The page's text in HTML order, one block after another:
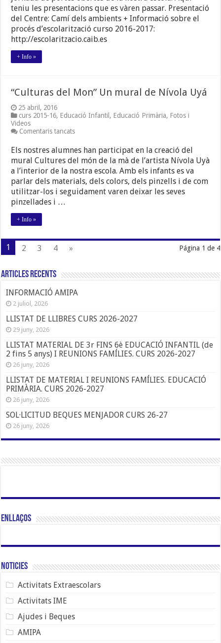
curs
2016-
2017
teniu les presentacions que es vàren passar. Presentació
del Centre: Camí dels ambients + Informació sobre el
procés d’escolarització curso 2016-2017:
http://escolaritzacio.caib.es
+ Info »
“Culturas del Mon” Un mural de Nívola Uyá
25 abril, 2016
curs 2015-16, Educació Infantil , Educació Primària, Fotos i
Videos
Comentaris tancatsa
Mon”
Un
mural
de
Nívola
Uyá
Els nostres alumnes han participat en la creació del
mural Cultures del món de la mà de l’artista Nívola Uyà
a l’interior de la nostra escola. Amb els infants es va
parlar dels materials, dels colors, dels pinzells i de com
utilitzar-los i seguidament varen deixar les seves
pinzellades i …
+ Info »
Página 1 de 4
1 2 3 4 »
Articles Recents
INFORMACIÓ AMIPA
2 juliol, 2026
LLISTAT DE LLIBRES CURS 2026-2027
29 juny, 2026
LLISTAT MATERIAL DE 3r FINS 6è EDUCACIÓ INFANTIL (de
2 fins 5 anys) I REUNIONS FAMÍLIES. CURS 2026-2027
26 juny, 2026
LLISTAT DE MATERIAL I REUNIONS FAMÍLIES. EDUCACIÓ
PRIMÀRIA. CURS 2026-2027
26 juny, 2026
SOL·LICITUD BEQUES MENJADOR CURS 26-27
26 juny, 2026
Enllaços
Noticies
Activitats Extraescolars
Activitats IME
Ajudes i Beques
AMIPA